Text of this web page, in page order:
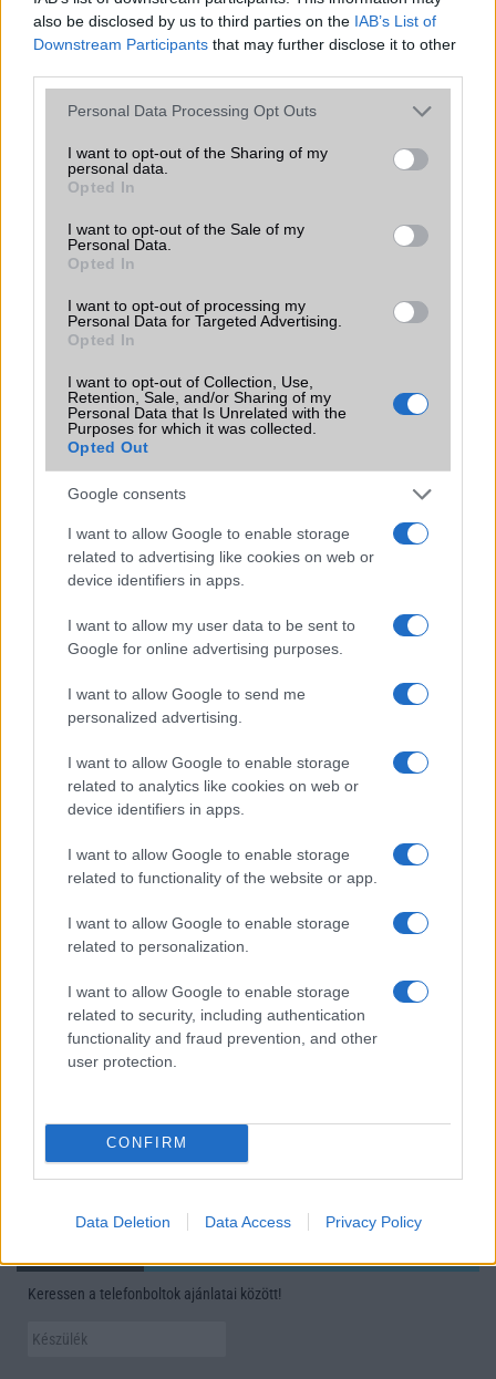
also be disclosed by us to third parties on the IAB’s List of
Downstream Participants that may further disclose it to other
Please note that this website/app uses one or more Google
not limited to your visit or usage behaviour. You may click to
grant or deny consent to Google and its third-party tags to
use your data for below specified purposes in below Google
consent section.
Personal Data Processing Opt Outs
I want to opt-out of the Sharing of my
personal data.
Opted In
I want to opt-out of the Sale of my
Personal Data.
Opted In
I want to opt-out of processing my
Personal Data for Targeted Advertising.
Opted In
I want to opt-out of Collection, Use,
Retention, Sale, and/or Sharing of my
Personal Data that Is Unrelated with the
Purposes for which it was collected.
Opted Out
Google consents
I want to allow Google to enable storage
related to advertising like cookies on web or
device identifiers in apps.
I want to allow my user data to be sent to
Google for online advertising purposes.
I want to allow Google to send me
personalized advertising.
I want to allow Google to enable storage
related to analytics like cookies on web or
device identifiers in apps.
I want to allow Google to enable storage
related to functionality of the website or app.
I want to allow Google to enable storage
related to personalization.
I want to allow Google to enable storage
related to security, including authentication
functionality and fraud prevention, and other
user protection.
CONFIRM
Data Deletion Data Access Privacy Policy
miközben a Pixel telefonokból továbbra is hiányzik.
KAPCSOLÓDÓ HÍREK
Ezt tudja a Samsung Galaxy Note 2
IFA2012 - Samsung Galaxy Note II: 5.5 col, Android 4.1,
négy mag
IFA2012 - Samsung Galaxy Camera 16 megapixel, 21x
zoom, Android 4.1 Jelly Bean
Osztott nézettel frissül a Galaxy Note II
Android 4.1.2 a Galaxy Note II-n
Premium Suite a Galaxy Note 10.1 táblához
További hírek
LEGOLVASOTTABBAK
Számos népszerű Samsung Galaxy készülék kimarad a One
iPhone 18 bemutató dátum - ekkor rántja le a leplet az
Apple az új csúcsmobilokról
észrevétlenül könnyíti meg a mindennapokat
mobilhasználatot – sokan mégsem tudnak róla
Nem biztos, hogy érdemes kivárni az iPhone 18 Prot
Google Maps vs. Waze: A két navigációs óriás küzdelme a
telefonunkon
A Galaxy S25 is megkaphatja a Galaxy S26 egyik legjobb
Élőképeken a Dark Cherry színű iPhone 18 Pro Max!
Keressen a telefonboltok ajánlatai között!